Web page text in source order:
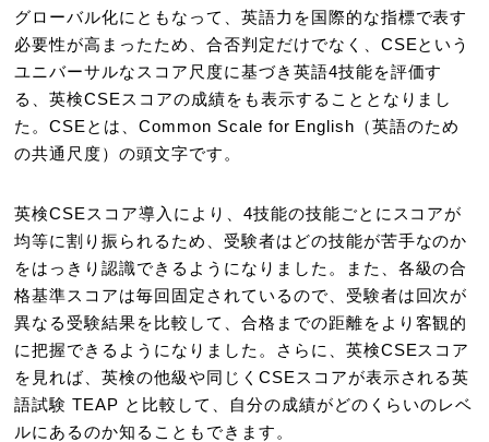
グローバル化にともなって、英語力を国際的な指標で表す
必要性が高まったため、合否判定だけでなく、CSEという
ユニバーサルなスコア尺度に基づき英語4技能を評価す
る、英検CSEスコアの成績をも表示することとなりまし
た。CSEとは、Common Scale for English（英語のため
の共通尺度）の頭文字です。
英検CSEスコア導入により、4技能の技能ごとにスコアが
均等に割り振られるため、受験者はどの技能が苦手なのか
をはっきり認識できるようになりました。また、各級の合
格基準スコアは毎回固定されているので、受験者は回次が
異なる受験結果を比較して、合格までの距離をより客観的
に把握できるようになりました。さらに、英検CSEスコア
を見れば、英検の他級や同じくCSEスコアが表示される英
語試験 TEAP と比較して、自分の成績がどのくらいのレベ
ルにあるのか知ることもできます。